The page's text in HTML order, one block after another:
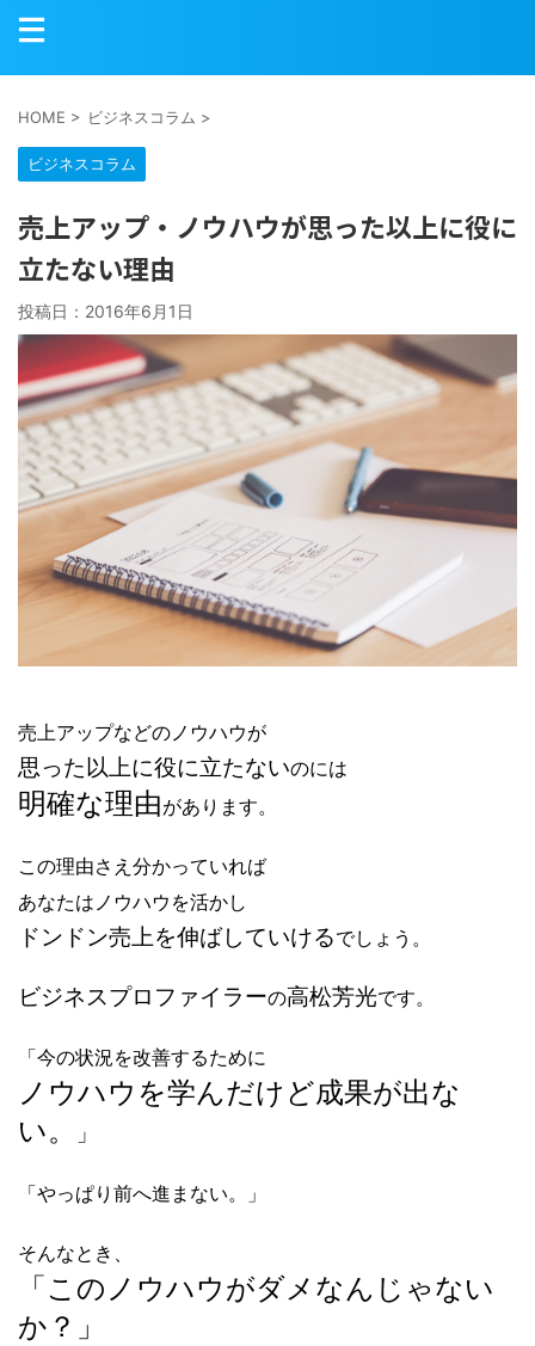
HOME > ビジネスコラム >
ビジネスコラム
売上アップ・ノウハウが思った以上に役に
立たない理由
投稿日： 2016年6月1日
売上アップなどのノウハウが
思った以上に役に立たないのには
明確な理由があります。
この理由さえ分かっていれば
あなたはノウハウを活かし
ドンドン売上を伸ばしていけるでしょう。
ビジネスプロファイラーの高松芳光です。
「今の状況を改善するために
ノウハウを学んだけど成果が出な
い。
」
「やっぱり前へ進まない。」
そんなとき、
「このノウハウがダメなんじゃない
か？」